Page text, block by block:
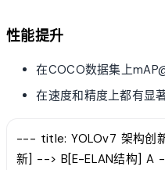
性能提升
在COCO数据集上
在速度和精度上都有显
--- title: YOLOv7 架构创
新] --> B[E-ELAN结构] A